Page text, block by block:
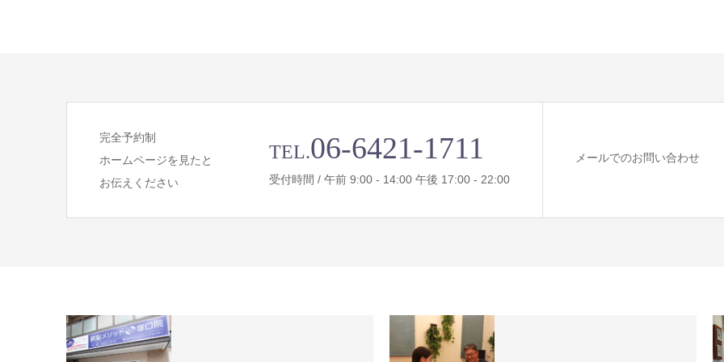
完全予約制
ホームページを見たと
お伝えください
TEL.06-6421-1711
受付時間 / 午前 9:00 - 14:00 午後 17:00 - 22:00
メールでのお問い合わせ